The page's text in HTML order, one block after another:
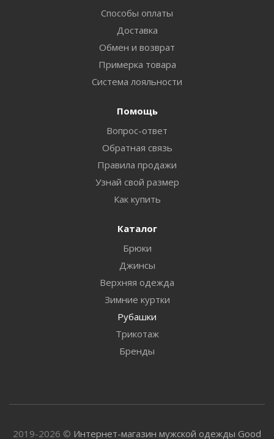
Способы оплаты
Доставка
Обмен и возврат
Примерка товара
Система лояльности
Помощь
Вопрос-ответ
Обратная связь
Правила продажи
Узнай свой размер
Как купить
Каталог
Брюки
Джинсы
Верхняя одежда
Зимние куртки
Рубашки
Трикотаж
Бренды
2019-2026 © Интернет-магазин мужской одежды Good